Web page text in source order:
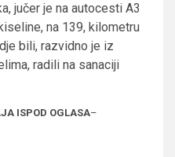
jučer je na autocesti A3
na 139, kilometru
bili, razvidno je iz
radili na sanaciji
ISPOD OGLASA–